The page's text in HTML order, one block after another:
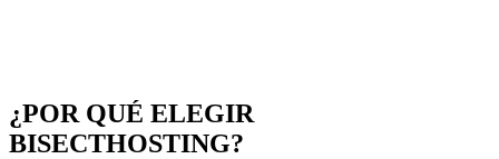
¿POR QUÉ ELEGIR
BISECTHOSTING?